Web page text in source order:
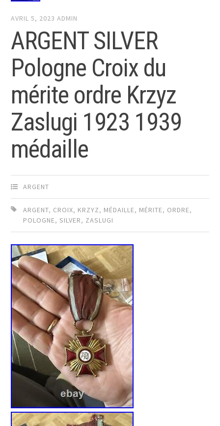
AVRIL 5, 2023 ADMIN
ARGENT SILVER
Pologne Croix du
mérite ordre Krzyz
Zaslugi 1923 1939
médaille
ARGENT
ARGENT, CROIX, KRZYZ, MÉDAILLE, MÉRITE, ORDRE,
POLOGNE,SILVER, ZASLUGI